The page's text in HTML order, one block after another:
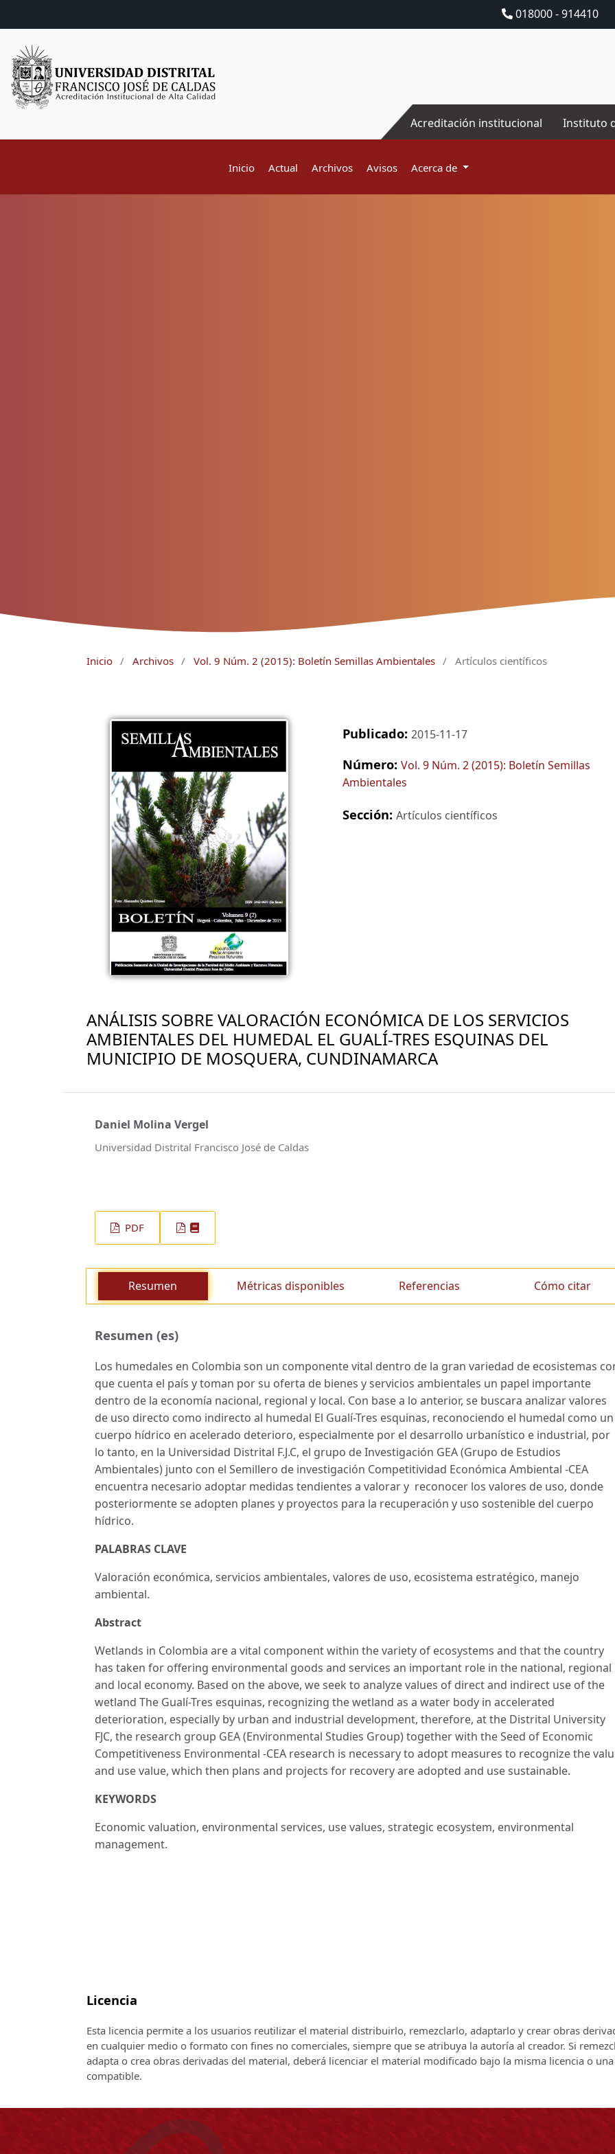
018000 - 914410
Acreditación institucional Instituto
Inicio Actual Archivos Avisos Acerca de
Inicio / Archivos / Vol. 9 Núm. 2 (2015): Boletín Semillas Ambientales / Artículos científicos
Publicado: 2015-11-17
Número: Vol. 9 Núm. 2 (2015): Boletín Semillas
Ambientales
Sección: Artículos científicos
ANÁLISIS SOBRE VALORACIÓN ECONÓMICA DE LOS SERVICIOS
AMBIENTALES DEL HUMEDAL EL GUALÍ-TRES ESQUINAS DEL
MUNICIPIO DE MOSQUERA, CUNDINAMARCA
Daniel Molina Vergel
Universidad Distrital Francisco José de Caldas
PDF
Resumen Métricas disponibles Referencias Cómo citar
Resumen (es)
Los humedales en Colombia son un componente vital dentro de la gran variedad de ecosistemas
que cuenta el país y toman por su oferta de bienes y servicios ambientales un papel importante
dentro de la economía nacional, regional y local. Con base a lo anterior, se buscara analizar valores
de uso directo como indirecto al humedal El Gualí-Tres esquinas, reconociendo el humedal como un
cuerpo hídrico en acelerado deterioro, especialmente por el desarrollo urbanístico e industrial, por
lo tanto, en la Universidad Distrital F.J.C, el grupo de Investigación GEA (Grupo de Estudios
Ambientales) junto con el Semillero de investigación Competitividad Económica Ambiental -CEA
encuentra necesario adoptar medidas tendientes a valorar y reconocer los valores de uso, donde
posteriormente se adopten planes y proyectos para la recuperación y uso sostenible del cuerpo
hídrico.
PALABRAS CLAVE
Valoración económica, servicios ambientales, valores de uso, ecosistema estratégico, manejo
ambiental.
Abstract
Wetlands in Colombia are a vital component within the variety of ecosystems and that the country
has taken for offering environmental goods and services an important role in the national, regional
and local economy. Based on the above, we seek to analyze values of direct and indirect use of the
wetland The Gualí-Tres esquinas, recognizing the wetland as a water body in accelerated
deterioration, especially by urban and industrial development, therefore, at the Distrital University
FJC, the research group GEA (Environmental Studies Group) together with the Seed of Economic
Competitiveness Environmental -CEA research is necessary to adopt measures to recognize the
and use value, which then plans and projects for recovery are adopted and use sustainable.
KEYWORDS
Economic valuation, environmental services, use values, strategic ecosystem, environmental
management.
Licencia
Esta licencia permite a los usuarios reutilizar el material distribuirlo, remezclarlo, adaptarlo y crear obras
en cualquier medio o formato con fines no comerciales, siempre que se atribuya la autoría al creador. Si
adapta o crea obras derivadas del material, deberá licenciar el material modificado bajo la misma licencia o una
compatible.